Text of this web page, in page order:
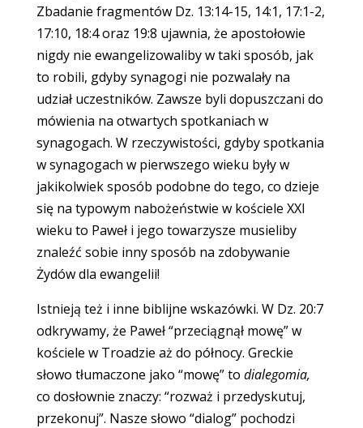
Zbadanie fragmentów Dz. 13:14-15, 14:1, 17:1-2,
17:10, 18:4 oraz 19:8 ujawnia, że apostołowie
nigdy nie ewangelizowaliby w taki sposób, jak
to robili, gdyby synagogi nie pozwalały na
udział uczestników. Zawsze byli dopuszczani do
mówienia na otwartych spotkaniach w
synagogach. W rzeczywistości, gdyby spotkania
w synagogach w pierwszego wieku były w
jakikolwiek sposób podobne do tego, co dzieje
się na typowym nabożeństwie w kościele XXI
wieku to Paweł i jego towarzysze musieliby
znaleźć sobie inny sposób na zdobywanie
Żydów dla ewangelii!
Istnieją też i inne biblijne wskazówki. W Dz. 20:7
odkrywamy, że Paweł “przeciągnął mowę” w
kościele w Troadzie aż do północy. Greckie
słowo tłumaczone jako “mowę” to dialegomia,
co dosłownie znaczy: “rozważ i przedyskutuj,
przekonuj”. Nasze słowo “dialog” pochodzi